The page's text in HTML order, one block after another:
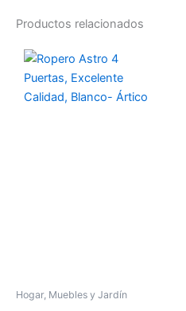
Productos relacionados
Hogar, Muebles y Jardín